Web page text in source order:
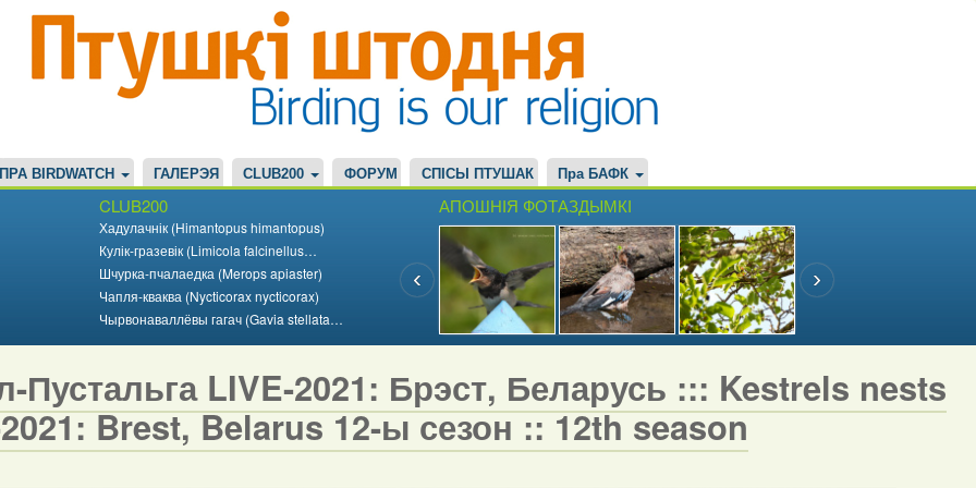
ПРА BIRDWATCH ГАЛЕРЭЯ CLUB200 ФОРУМ СПІСЫ ПТУШАК Пра БАФК
CLUB200
Хадулачнік (Himantopus himantopus)
Кулік-гразевік (Limicola falcinellus…
Шчурка-пчалаедка (Merops apiaster)
Чапля-кваква (Nycticorax nycticorax)
Чырвонаваллёвы гагач (Gavia stellata…
АПОШНІЯ ФОТАЗДЫМКІ
Пустальга LIVE-2021: Брэст, Беларусь ::: Kestrels nests
Brest, Belarus 12-ы сезон :: 12th season